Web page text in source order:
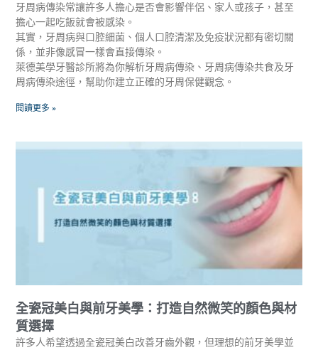
牙周病傳染常讓許多人擔心是否會影響伴侶、家人或孩子，甚至
擔心一起吃飯就會被感染。
其實，牙周病與口腔細菌、個人口腔清潔及免疫狀況都有密切關
係，並非像感冒一樣會直接傳染。
萊德美學牙醫診所將為你解析牙周病傳染、牙周病傳染共食及牙
周病傳染途徑，幫助你建立正確的牙周保健觀念。
閱讀更多 »
全瓷冠美白與前牙美學：打造自然微笑的顏色與材
質選擇
許多人希望透過全瓷冠美白改善牙齒外觀，但理想的前牙美學並